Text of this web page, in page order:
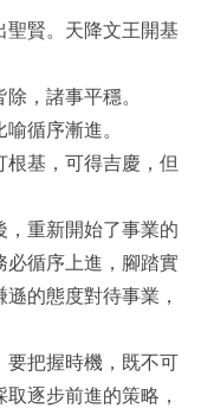
聖賢。天降文王開基
，諸事平穩。
循序漸進。
基，可得吉慶，但
，重新開始了事業的
必循序上進，腳踏實
的態度對待事業，
要把握時機，既不可
逐步前進的策略，